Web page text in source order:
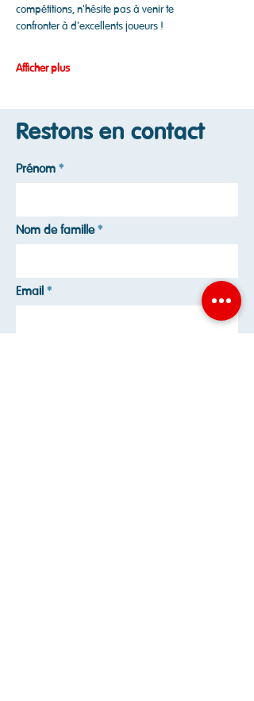
compétitions, n'hésite pas à venir te
confronter à d'excellents joueurs !
Afficher plus
Restons en contact
Prénom
Nom de famille
Email